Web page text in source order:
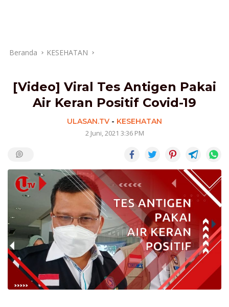
Beranda KESEHATAN
[Video] Viral Tes Antigen Pakai
Air Keran Positif Covid-19
ULASAN.TV - KESEHATAN
2 Juni, 2021 3:36 PM